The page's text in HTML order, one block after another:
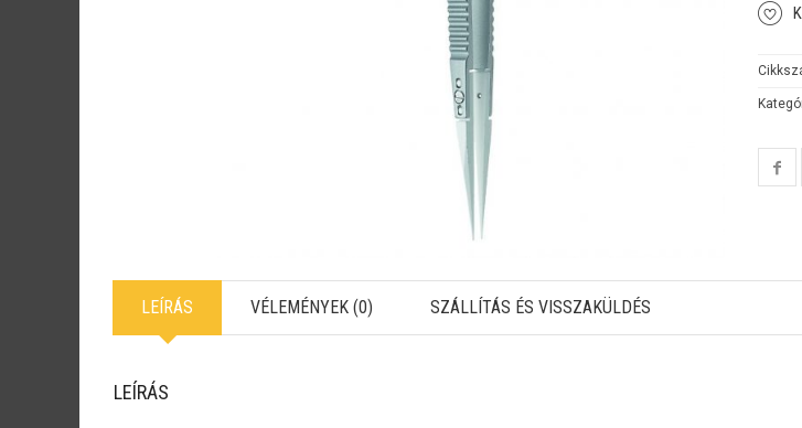
LEÍRÁS VÉLEMÉNYEK (0) SZÁLLÍTÁS ÉS VISSZAKÜLDÉS
LEÍRÁS